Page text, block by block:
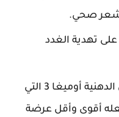
شعر صحي.
تهدية الغدد
تعتبر مصدر غني بالأحماض الدهنية أوميغا 3 التي
أقوى وأقل عرضة